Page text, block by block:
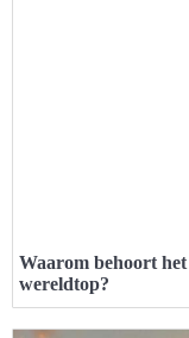
Waarom behoort
wereldtop?